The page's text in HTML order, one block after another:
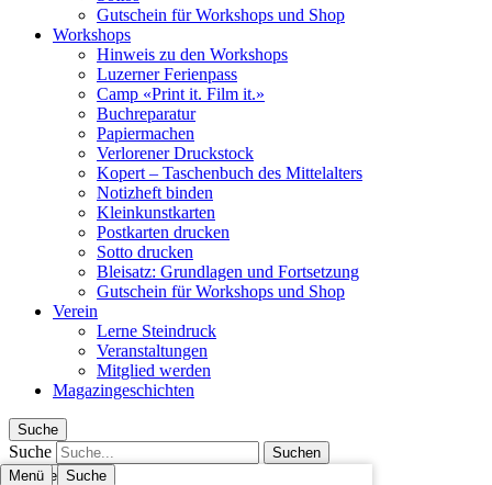
Gutschein für Workshops und Shop
Workshops
Hinweis zu den Workshops
Luzerner Ferienpass
Camp «Print it. Film it.»
Buchreparatur
Papiermachen
Verlorener Druckstock
Kopert – Taschenbuch des Mittelalters
Notizheft binden
Kleinkunstkarten
Postkarten drucken
Sotto drucken
Bleisatz: Grundlagen und Fortsetzung
Gutschein für Workshops und Shop
Verein
Lerne Steindruck
Veranstaltungen
Mitglied werden
Magazingeschichten
Suche
Suche
Menü Suche
Schliessen